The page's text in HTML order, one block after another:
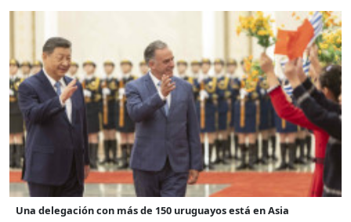
Una delegación con más de 150 uruguayos está en Asia